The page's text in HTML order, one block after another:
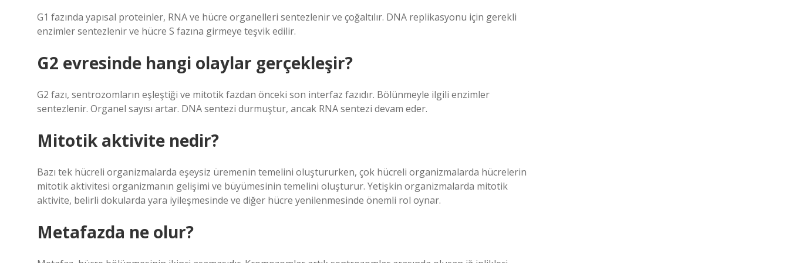
G1 fazında yapısal proteinler, RNA ve hücre organelleri sentezlenir ve çoğaltılır. DNA replikasyonu için gerekli
enzimler sentezlenir ve hücre S fazına girmeye teşvik edilir.
G2 evresinde hangi olaylar gerçekleşir?
G2 fazı, sentrozomların eşleştiği ve mitotik fazdan önceki son interfaz fazıdır. Bölünmeyle ilgili enzimler
sentezlenir. Organel sayısı artar. DNA sentezi durmuştur, ancak RNA sentezi devam eder.
Mitotik aktivite nedir?
Bazı tek hücreli organizmalarda eşeysiz üremenin temelini oluştururken, çok hücreli organizmalarda hücrelerin
mitotik aktivitesi organizmanın gelişimi ve büyümesinin temelini oluşturur. Yetişkin organizmalarda mitotik
aktivite, belirli dokularda yara iyileşmesinde ve diğer hücre yenilenmesinde önemli rol oynar.
Metafazda ne olur?